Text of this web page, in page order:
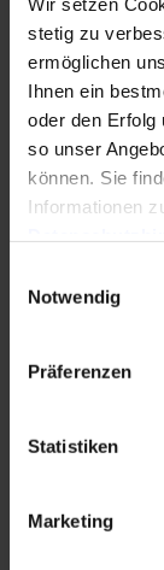
stetig zu
ermöglichen
Ihnen ein
oder den Erfolg
so unser
können. Sie
Informationen
Notwendig
Präferenzen
Statistiken
Marketing
Die Art und
innerhalb der
sich auf die
Produktpass
After-Sales-